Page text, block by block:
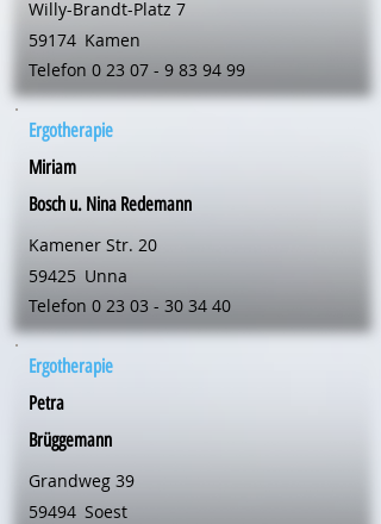
Willy-Brandt-Platz 7
59174 Kamen
Telefon 0 23 07 - 9 83 94 99
Ergotherapie
Miriam
Bosch u. Nina Redemann
Kamener Str. 20
59425 Unna
Telefon 0 23 03 - 30 34 40
Ergotherapie
Petra
Brüggemann
Grandweg 39
59494 Soest